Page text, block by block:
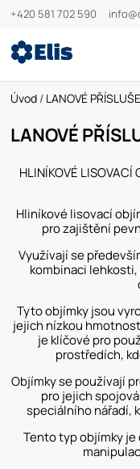
+420 581 702 590
Úvod / LANOVÉ
LANOVÉ
HLINÍKOVÉ LISOVACÍ
Hliníkové lisovací
pro zajištění
Využívají se
kombinaci
Tyto objímky jsou
jejich nízkou
je klíčové pro
prostředích,
Objímky se používají
pro jejich
speciálního nářadí,
Tento typ objímky